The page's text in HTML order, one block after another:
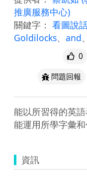
推廣服務中心)
關鍵字： 看圖說
Goldilocks、 and、
0
問題回報
能以所習得的英語
能運用所學字彙和
資訊